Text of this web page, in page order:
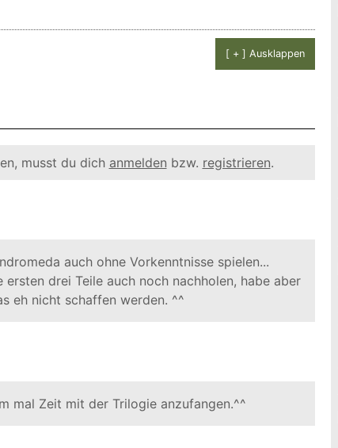
[ + ] Ausklappen
musst du dich anmelden bzw. registrieren.
auch ohne Vorkenntnisse spielen...
drei Teile auch noch nachholen, habe aber
eh nicht schaffen werden. ^^
mal Zeit mit der Trilogie anzufangen.^^